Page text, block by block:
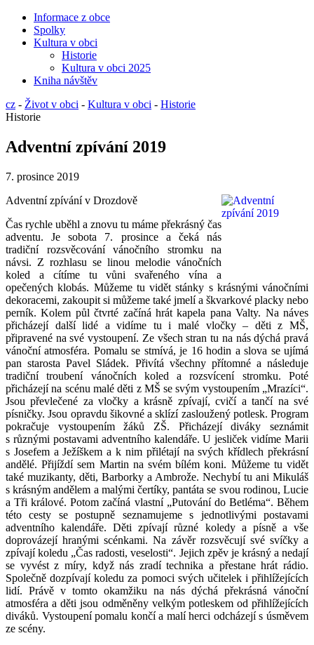
Informace z obce
Spolky
Kultura v obci
Historie
Kultura v obci 2025
Kniha návštěv
cz - Život v obci - Kultura v obci - Historie
Historie
Adventní zpívání 2019
7. prosince 2019
Adventní zpívání v Drozdově
Čas rychle uběhl a znovu tu máme překrásný čas
adventu. Je sobota 7. prosince a čeká nás
tradiční rozsvěcování vánočního stromku na
návsi. Z rozhlasu se linou melodie vánočních
koled a cítíme tu vůni svařeného vína a
opečených klobás. Můžeme tu vidět stánky s krásnými vánočními
dekoracemi, zakoupit si můžeme také jmelí a škvarkové placky nebo
perník. Kolem půl čtvrté začíná hrát kapela pana Valty. Na náves
přicházejí další lidé a vidíme tu i malé vločky – děti z MŠ,
připravené na své vystoupení. Ze všech stran tu na nás dýchá pravá
vánoční atmosféra. Pomalu se stmívá, je 16 hodin a slova se ujímá
pan starosta Pavel Sládek. Přivítá všechny přítomné a následuje
tradiční troubení vánočních koled a rozsvícení stromku. Poté
přicházejí na scénu malé děti z MŠ se svým vystoupením „Mrazíci“.
Jsou převlečené za vločky a krásně zpívají, cvičí a tančí na své
písničky. Jsou opravdu šikovné a sklízí zasloužený potlesk. Program
pokračuje vystoupením žáků ZŠ. Přicházejí diváky seznámit
s různými postavami adventního kalendáře. U jesliček vidíme Marii
s Josefem a Ježíškem a k nim přilétají na svých křídlech překrásní
andělé. Přijíždí sem Martin na svém bílém koni. Můžeme tu vidět
také muzikanty, děti, Barborky a Ambrože. Nechybí tu ani Mikuláš
s krásným andělem a malými čertíky, pantáta se svou rodinou, Lucie
a Tři králové. Potom začíná vlastní „Putování do Betléma“. Během
této cesty se postupně seznamujeme s jednotlivými postavami
adventního kalendáře. Děti zpívají různé koledy a písně a vše
doprovázejí hranými scénkami. Na závěr rozsvěcují své svíčky a
zpívají koledu „Čas radosti, veselosti“. Jejich zpěv je krásný a nedají
se vyvést z míry, když nás zradí technika a přestane hrát rádio.
Společně dozpívají koledu za pomoci svých učitelek i přihlížejících
lidí. Právě v tomto okamžiku na nás dýchá překrásná vánoční
atmosféra a děti jsou odměněny velkým potleskem od přihlížejících
diváků. Vystoupení pomalu končí a malí herci odcházejí s úsměvem
ze scény.